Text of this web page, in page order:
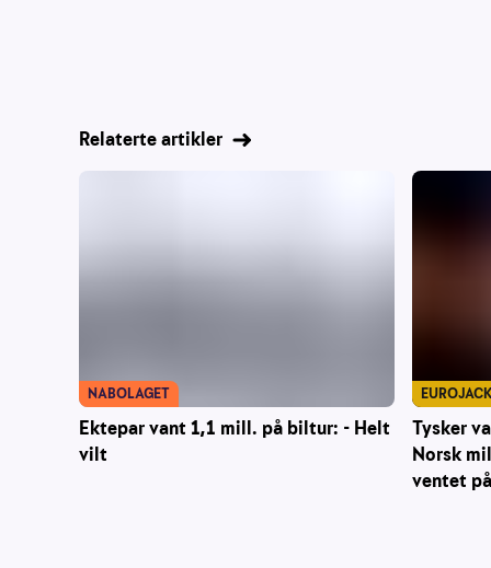
Relaterte artikler
Ektepar vant 1,1 mill. på biltur: - Helt
vilt
NABOLAGET
Tysker
Norsk
ventet på